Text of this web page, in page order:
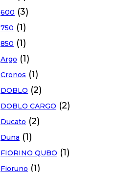
600 (3)
750 (1)
850 (1)
Argo (1)
Cronos (1)
DOBLO (2)
DOBLO CARGO (2)
Ducato (2)
Duna (1)
FIORINO QUBO (1)
Fioruno (1)